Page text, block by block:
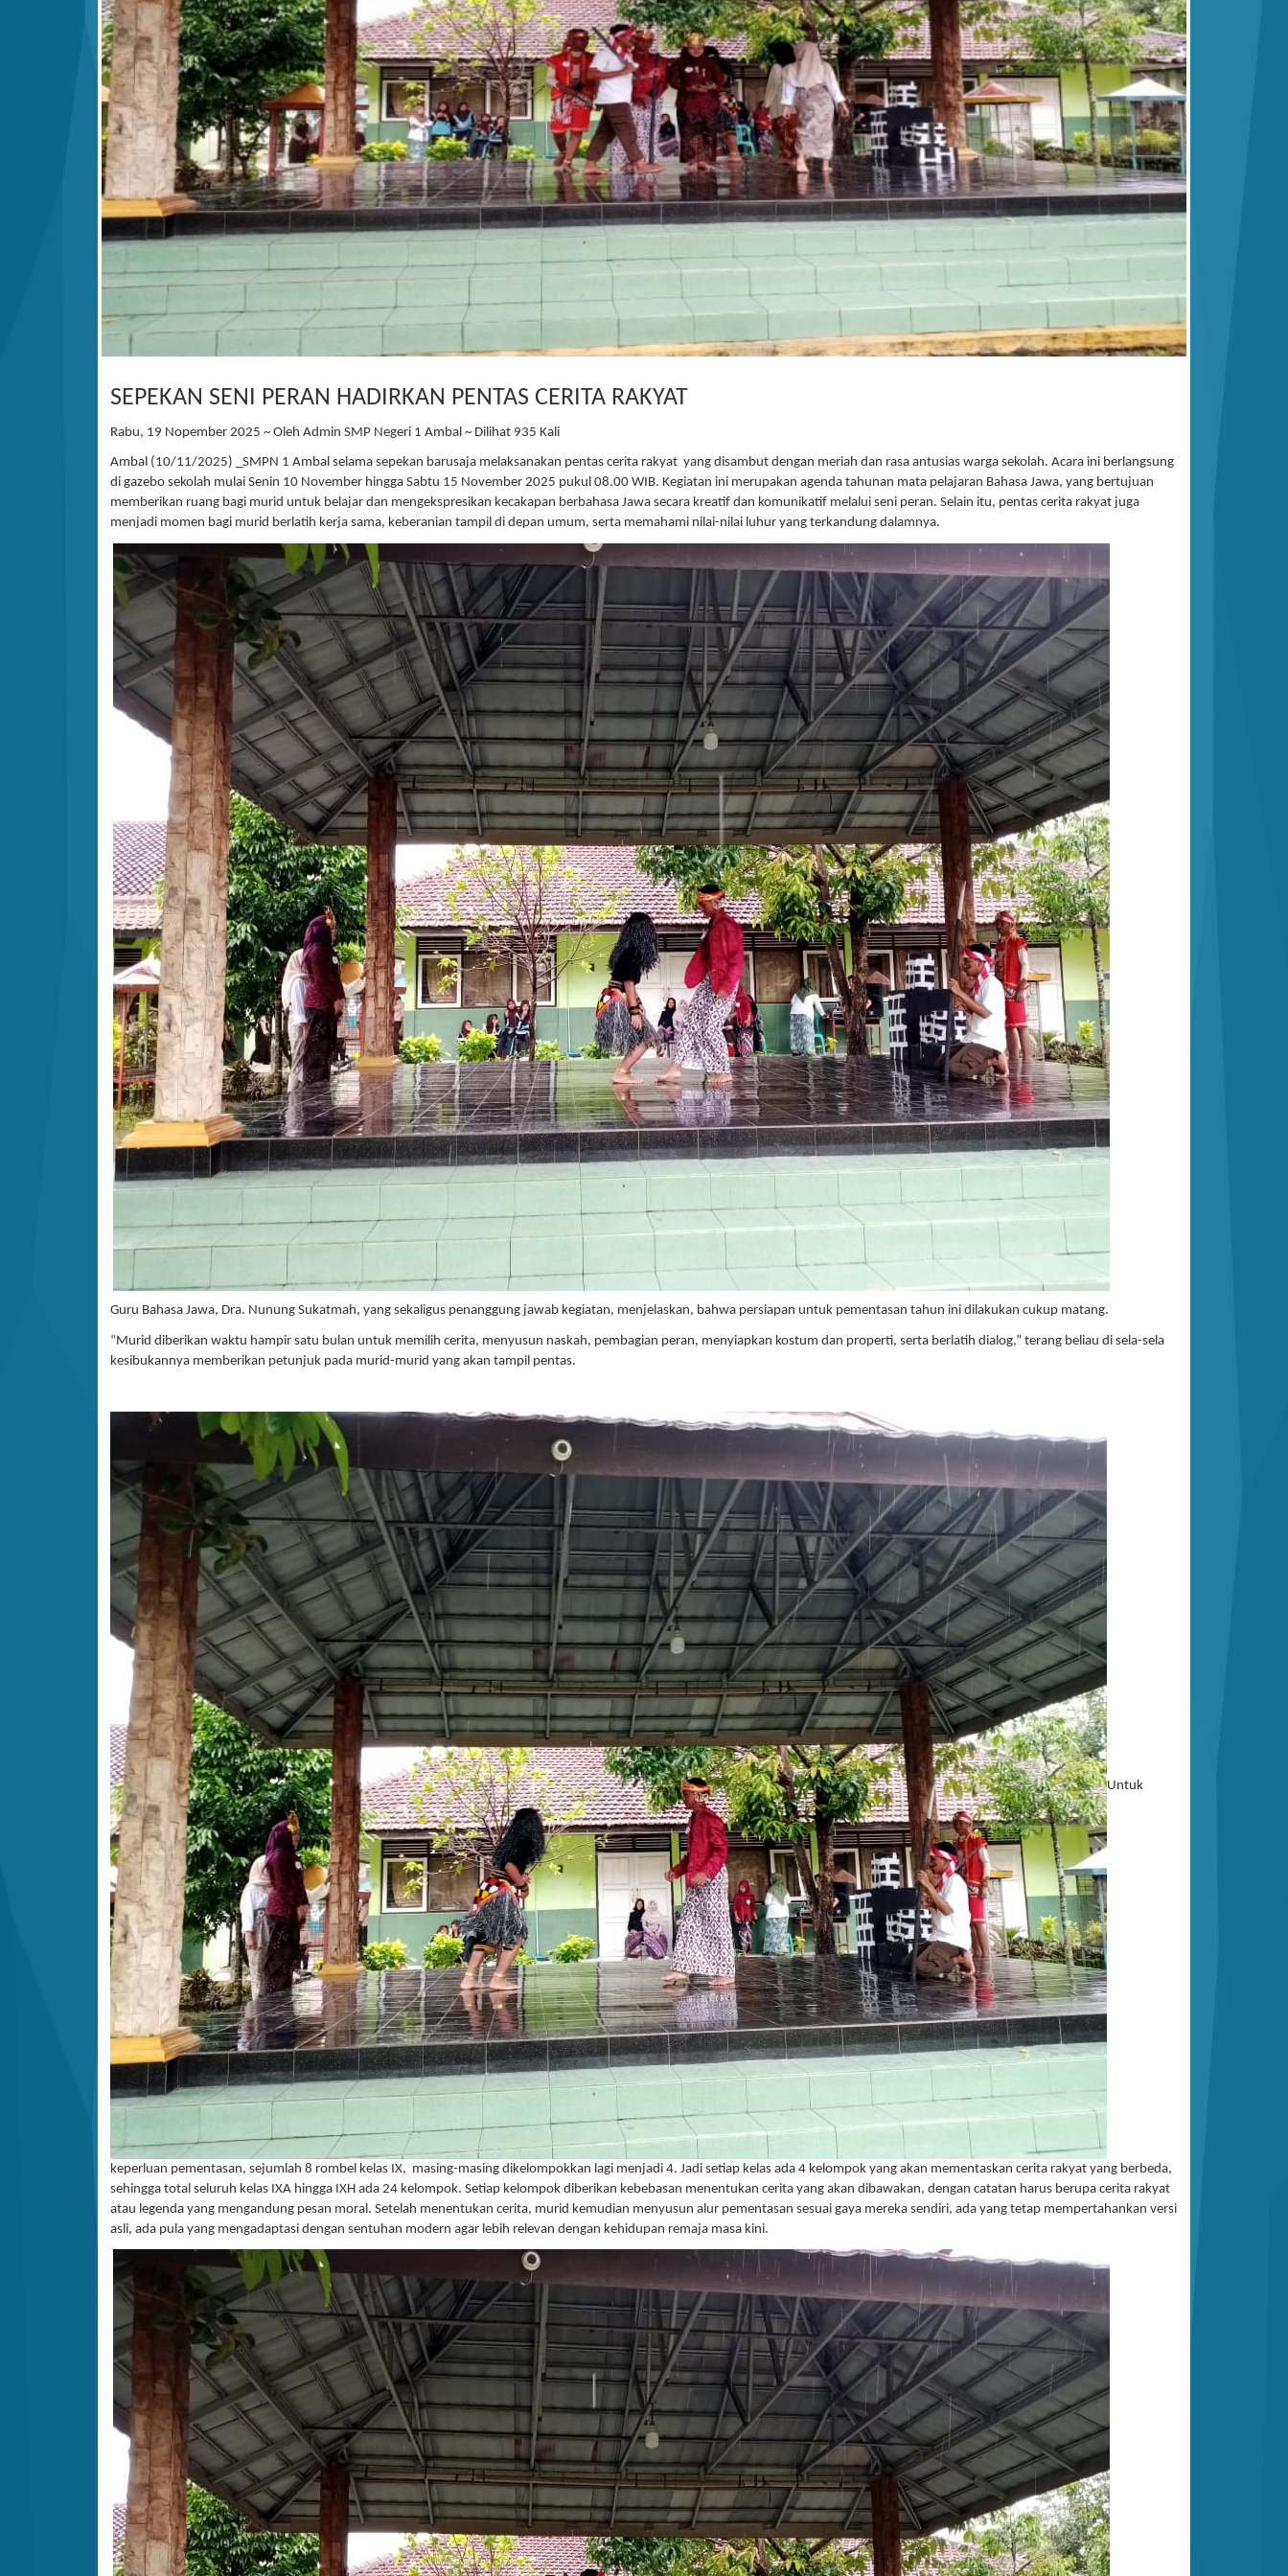
SEPEKAN SENI PERAN HADIRKAN PENTAS CERITA RAKYAT
Rabu, 19 Nopember 2025 ~ Oleh Admin SMP Negeri 1 Ambal ~ Dilihat 935 Kali
Ambal (10/11/2025) _SMPN 1 Ambal selama sepekan barusaja melaksanakan pentas cerita rakyat yang disambut dengan meriah dan rasa antusias warga sekolah. Acara ini berlangsung
di gazebo sekolah mulai Senin 10 November hingga Sabtu 15 November 2025 pukul 08.00 WIB. Kegiatan ini merupakan agenda tahunan mata pelajaran Bahasa Jawa, yang bertujuan
memberikan ruang bagi murid untuk belajar dan mengekspresikan kecakapan berbahasa Jawa secara kreatif dan komunikatif melalui seni peran. Selain itu, pentas cerita rakyat juga
menjadi momen bagi murid berlatih kerja sama, keberanian tampil di depan umum, serta memahami nilai-nilai luhur yang terkandung dalamnya.
Guru Bahasa Jawa, Dra. Nunung Sukatmah, yang sekaligus penanggung jawab kegiatan, menjelaskan, bahwa persiapan untuk pementasan tahun ini dilakukan cukup matang.
“Murid diberikan waktu hampir satu bulan untuk memilih cerita, menyusun naskah, pembagian peran, menyiapkan kostum dan properti, serta berlatih dialog,” terang beliau di sela-sela
kesibukannya memberikan petunjuk pada murid-murid yang akan tampil pentas.
Untuk
keperluan pementasan, sejumlah 8 rombel kelas IX, masing-masing dikelompokkan lagi menjadi 4. Jadi setiap kelas ada 4 kelompok yang akan mementaskan cerita rakyat yang berbeda,
sehingga total seluruh kelas IXA hingga IXH ada 24 kelompok. Setiap kelompok diberikan kebebasan menentukan cerita yang akan dibawakan, dengan catatan harus berupa cerita rakyat
atau legenda yang mengandung pesan moral. Setelah menentukan cerita, murid kemudian menyusun alur pementasan sesuai gaya mereka sendiri, ada yang tetap mempertahankan versi
asli, ada pula yang mengadaptasi dengan sentuhan modern agar lebih relevan dengan kehidupan remaja masa kini.